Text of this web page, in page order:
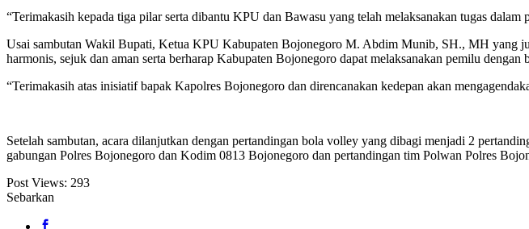
“Terimakasih kepada tiga pilar serta dibantu KPU dan Bawasu yang telah melaksanakan tugas
Usai sambutan Wakil Bupati, Ketua KPU Kabupaten Bojonegoro M. Abdim Munib, SH., MH yang
harmonis, sejuk dan aman serta berharap Kabupaten Bojonegoro dapat melaksanakan pemilu dengan
“Terimakasih atas inisiatif bapak Kapolres Bojonegoro dan direncanakan kedepan akan
Setelah sambutan, acara dilanjutkan dengan pertandingan bola volley yang dibagi menjadi 2
gabungan Polres Bojonegoro dan Kodim 0813 Bojonegoro dan pertandingan tim Polwan Polres
Post Views: 293
Sebarkan